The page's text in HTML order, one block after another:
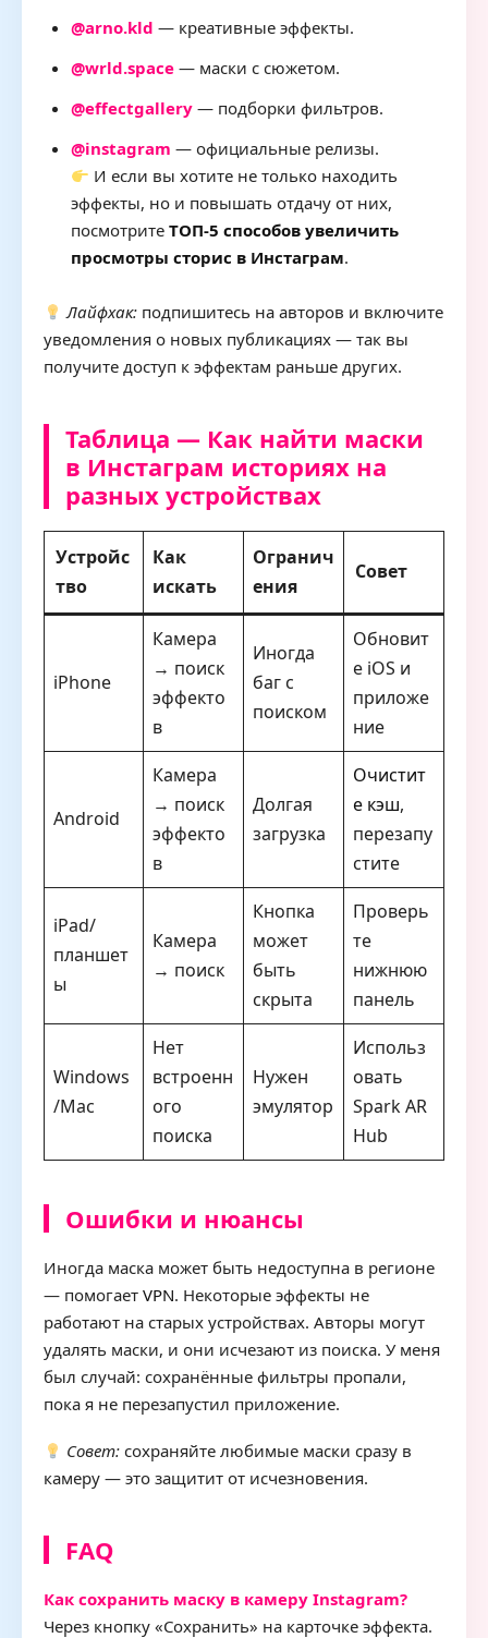
@arno.kld — креативные эффекты.
@wrld.space — маски с сюжетом.
@effectgallery — подборки фильтров.
@instagram — официальные релизы.
И если вы хотите не только находить
эффекты, но и повышать отдачу от них,
посмотрите ТОП-5 способов увеличить
просмотры сторис в Инстаграм.
Лайфхак: подпишитесь на авторов и включите
уведомления о новых публикациях — так вы
получите доступ к эффектам раньше других.
Таблица — Как найти маски
в Инстаграм историях на
разных устройствах
Устройс
тво
Как
искать
Огранич
ения
Совет
iPhone
Камера
→ поиск
эффекто
в
Иногда
баг с
поиском
Обновит
е iOS и
приложе
ние
Android
Камера
→ поиск
эффекто
в
Долгая
загрузка
Очистит
е кэш,
перезапу
стите
iPad/
планшет
ы
Камера
→ поиск
Кнопка
может
быть
скрыта
Проверь
те
нижнюю
панель
Windows
/Mac
Нет
встроенн
ого
поиска
Нужен
эмулятор
Использ
овать
Spark AR
Hub
Ошибки и нюансы
Иногда маска может быть недоступна в регионе
— помогает VPN. Некоторые эффекты не
работают на старых устройствах. Авторы могут
удалять маски, и они исчезают из поиска. У меня
был случай: сохранённые фильтры пропали,
пока я не перезапустил приложение.
Совет: сохраняйте любимые маски сразу в
камеру — это защитит от исчезновения.
FAQ
Как сохранить маску в камеру Instagram?
Через кнопку «Сохранить» на карточке эффекта.